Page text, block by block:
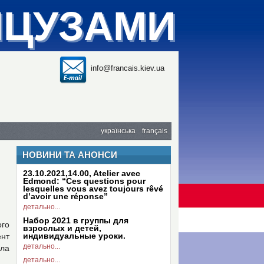
info@francais.kiev.ua
українська français
НОВИНИ ТА АНОНСИ
23.10.2021,14.00, Atelier avec
Edmond: “Ces questions pour
lesquelles vous avez toujours rêvé
d’avoir une réponse”
детально...
Набор 2021 в группы для
взрослых и детей,
индивидуальные уроки.
детально...
детально...